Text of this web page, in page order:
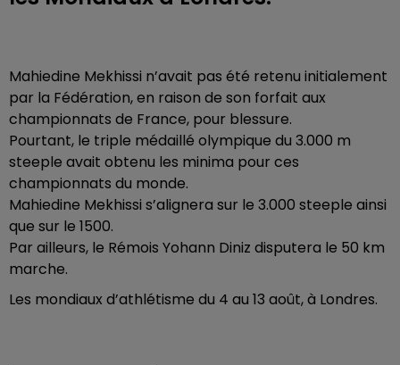
Mahiedine Mekhissi n’avait pas été retenu initialement
par la Fédération, en raison de son forfait aux
championnats de France, pour blessure.
Pourtant, le triple médaillé olympique du 3.000 m
steeple avait obtenu les minima pour ces
championnats du monde.
Mahiedine Mekhissi s’alignera sur le 3.000 steeple ainsi
que sur le 1500.
Par ailleurs, le Rémois Yohann Diniz disputera le 50 km
marche.
Les mondiaux d’athlétisme du 4 au 13 août, à Londres.